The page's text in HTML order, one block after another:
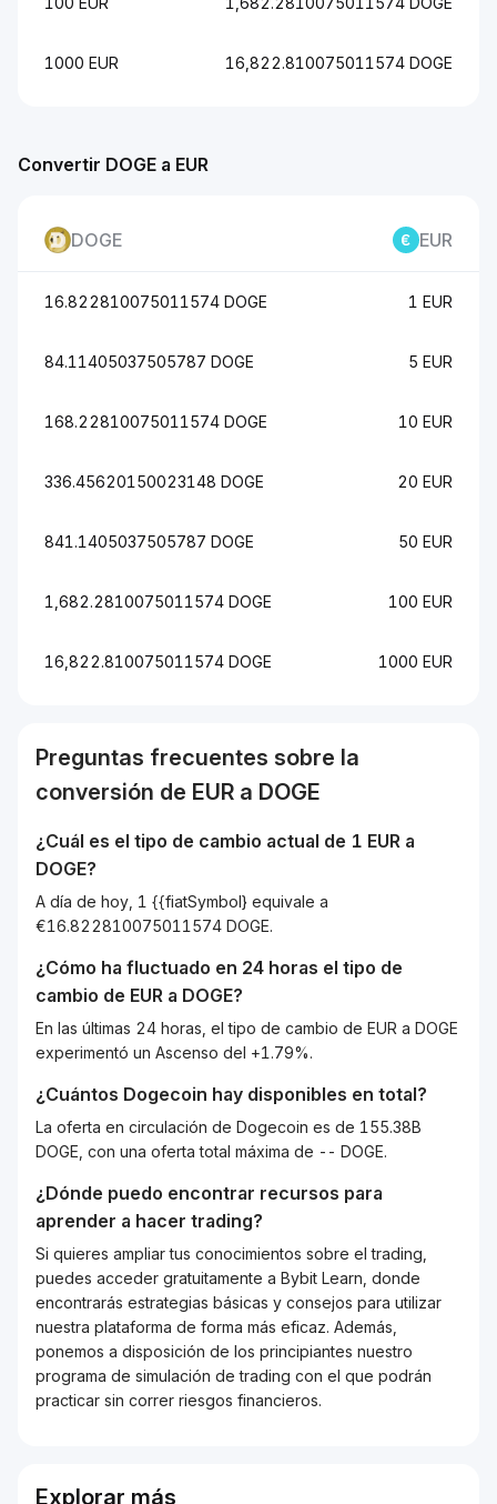
Convertir DOGE a EUR
DOGE EUR
16.822810075011574 DOGE 1 EUR
84.11405037505787 DOGE 5 EUR
168.22810075011574 DOGE 10 EUR
336.45620150023148 DOGE 20 EUR
841.1405037505787 DOGE 50 EUR
1,682.2810075011574 DOGE 100 EUR
16,822.810075011574 DOGE 1000 EUR
1000 EUR 16,822.810075011574 DOGE
Preguntas frecuentes sobre la
conversión de EUR a DOGE
¿Cuál es el tipo de cambio actual de 1 EUR a
DOGE?
A día de hoy, 1 {{fiatSymbol} equivale a
€16.822810075011574 DOGE.
¿Cómo ha fluctuado en 24 horas el tipo de
cambio de EUR a DOGE?
En las últimas 24 horas, el tipo de cambio de EUR a DOGE
experimentó un Ascenso del +1.79%.
¿Cuántos Dogecoin hay disponibles en total?
La oferta en circulación de Dogecoin es de 155.38B
DOGE, con una oferta total máxima de -- DOGE.
¿Dónde puedo encontrar recursos para
aprender a hacer trading?
Si quieres ampliar tus conocimientos sobre el trading,
puedes acceder gratuitamente a Bybit Learn, donde
encontrarás estrategias básicas y consejos para utilizar
nuestra plataforma de forma más eficaz. Además,
ponemos a disposición de los principiantes nuestro
programa de simulación de trading con el que podrán
practicar sin correr riesgos financieros.
Explorar más